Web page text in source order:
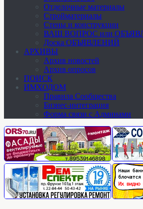
Отделочные материалы
Стройматериалы
Стены и конструкции
ВАШ ВОПРОС или
Доска ОБЪЯВЛЕНИЙ
АРХИВЫ
Архив новостей
Архив опросов
ПОИСК
ИМХОДОМ
Правила Сообщества
Бизнес-интеграция
Форма связи с Админами